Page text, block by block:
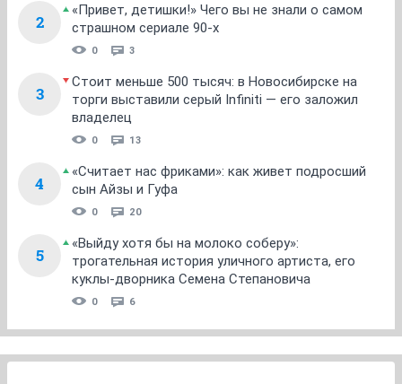
2
«Привет, детишки!» Чего вы не знали о самом
страшном сериале 90-х
0 3
3
Стоит меньше 500 тысяч: в Новосибирске на
торги выставили серый Infiniti — его заложил
владелец
0 13
4
«Считает нас фриками»: как живет подросший
сын Айзы и Гуфа
0 20
5
«Выйду хотя бы на молоко соберу»:
трогательная история уличного артиста, его
куклы-дворника Семена Степановича
0 6